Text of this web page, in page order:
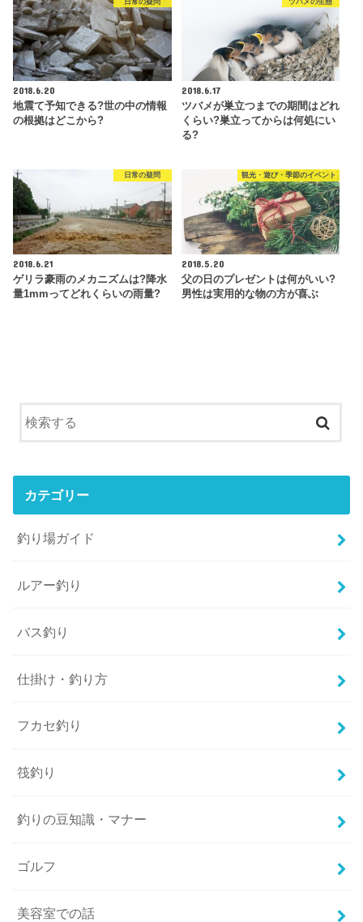
2018.6.20
地震て予知できる?世の中の情報
の根拠はどこから?
2018.6.17
ツバメが巣立つまでの期間はどれ
くらい?巣立ってからは何処にい
る?
日常の疑問
2018.6.21
ゲリラ豪雨のメカニズムは?降水
量1mmってどれくらいの雨量?
観光・遊び・季節のイベント
2018.5.20
父の日のプレゼントは何がいい?
男性は実用的な物の方が喜ぶ
カテゴリー
釣り場ガイド
ルアー釣り
バス釣り
仕掛け・釣り方
フカセ釣り
筏釣り
釣りの豆知識・マナー
ゴルフ
美容室での話